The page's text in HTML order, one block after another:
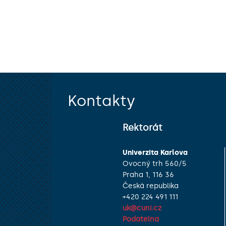
Kontakty
Rektorát
Univerzita Karlova
Ovocný trh 560/5
Praha 1, 116 36
Česká republika
+420 224 491 111
uk@cuni.cz
Podatelna